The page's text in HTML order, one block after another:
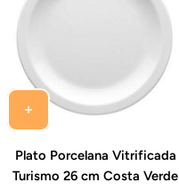
Plato Porcelana Vitrificada
Turismo 26 cm Costa Verde